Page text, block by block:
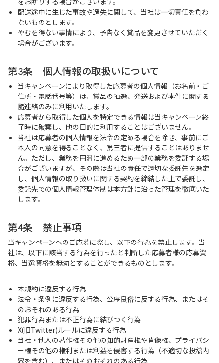
配送途中に生じた事故や過失に関して、当社は一切責任を負わ
ないものとします。
やむを得ない事情により、予告なく賞品を変更させていただく
場合がございます。
第3条 個人情報の取扱いについて
当キャンペーンにより取得した応募者の個人情報（お名前・ご
住所・電話番号等）は、賞品の抽選、発送および本件に関する
諸連絡のみに利用いたします。
応募者から取得した個人を特定できる情報は当キャンペーン終
了時に破棄し、他の目的に利用することはございません。
当社は応募者の個人情報を法令の定める場合を除き、事前にご
本人の同意を得ることなく、第三者に提供することはありませ
ん。ただし、業務を円滑に進めるため一部の業務を委託する場
合がございますが、その際は当社の責任で適切な委託先を選定
し、個人情報の取り扱いに関する契約を締結した上で委託し、
委託先での個人情報管理体制は本方針に沿った管理を徹底いた
します。
第4条 禁止事項
当キャンペーンへのご応募に際し、以下の行為を禁止します。当
社は、以下に該当する行為を行ったと判断した応募者様の応募資
格、当選資格を無効とすることができるものとします。
本規約に違反する行為
法令・条例に違反する行為、公序良俗に反する行為、またはそ
のおそれのある行為
犯罪行為または不正行為に結びつく行為
X(旧Twitter)ルールに違反する行為
当社・他人の著作権その他の知的財産権や肖像権、プライバシ
ー権その他の権利または利益を侵害する行為（不適切な投稿内
容を含む）、またはそのおそれのある行為